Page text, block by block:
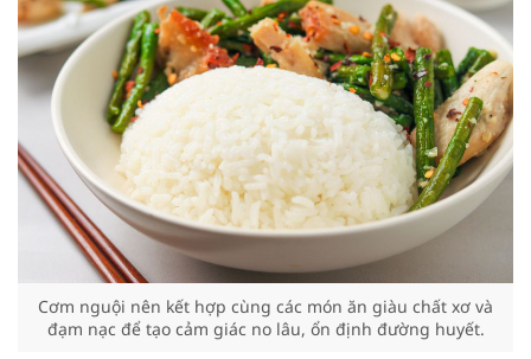
Cơm nguội nên kết hợp cùng các món ăn giàu chất xơ và
đạm nạc để tạo cảm giác no lâu, ổn định đường huyết.